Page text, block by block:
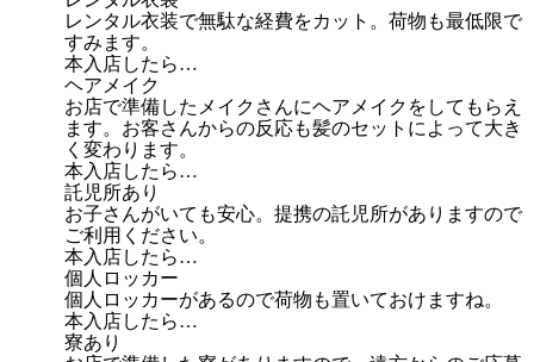
レンタル衣装で無駄な経費をカット。荷物も最低限で
すみます。
本入店したら…
ヘアメイク
お店で準備したメイクさんにヘアメイクをしてもらえ
ます。お客さんからの反応も髪のセットによって大き
く変わります。
本入店したら…
託児所あり
お子さんがいても安心。提携の託児所がありますので
ご利用ください。
本入店したら…
個人ロッカー
個人ロッカーがあるので荷物も置いておけますね。
本入店したら…
寮あり